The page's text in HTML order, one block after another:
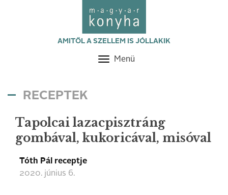
AMITŐL A SZELLEM IS JÓLLAKIK
Toggle
Menü
RECEPTEK
Tapolcai lazacpisztráng
gombával, kukoricával, misóval
Tóth Pál receptje
2020. június 6.